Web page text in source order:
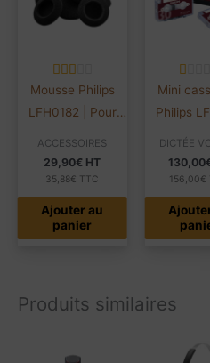
Mousse Philips
LFH0182 | Pour
LFH234/334 | Lot
de 10
ACCESSOIRES
29,90€ HT
35,88€ TTC
Ajouter au
panier
Mini
Philips
2X15mn |
10
DICTÉE
130,00
156,00€
Produits similaires